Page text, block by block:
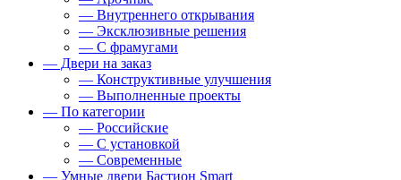
— Внутреннего открывания
— Эксклюзивные решения
— С фрамугами
— Двери на заказ
— Конструктивные улучшения
— Выполненные проекты
— По категории
— Российские
— С установкой
— Современные
— Умные двери Бастион Smart